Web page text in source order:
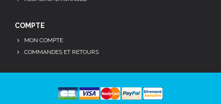
COMPTE
MON COMPTE
COMMANDES ET RETOURS